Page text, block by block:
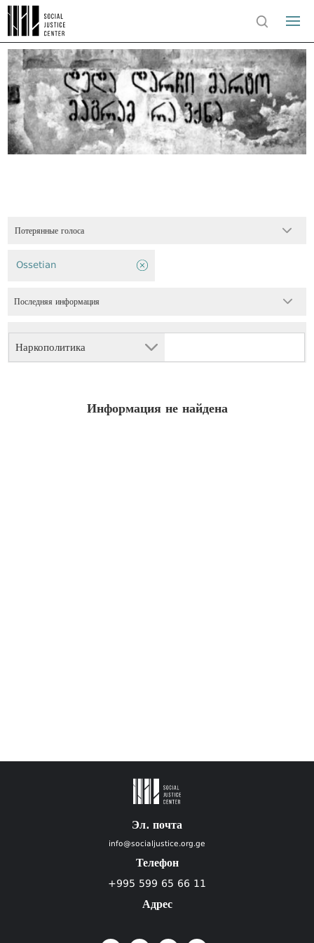
Потерянные голоса
Наркополитика
Ossetian
Последняя информация
Информация не найдена
Эл. почта
info@socialjustice.org.ge
Телефон
+995 599 65 66 11
Адрес